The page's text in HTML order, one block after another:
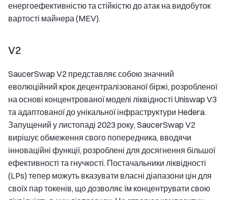
енергоефективністю та стійкістю до атак на видобуток
вартості майнера (MEV).
V2
SaucerSwap V2 представляє собою значний
еволюційний крок децентралізованої біржі, розробленої
на основі концентрованої моделі ліквідності Uniswap V3
та адаптованої до унікальної інфраструктури Hedera.
Запущений у листопаді 2023 року, SaucerSwap V2
вирішує обмеження свого попередника, вводячи
інноваційні функції, розроблені для досягнення більшої
ефективності та гнучкості. Постачальники ліквідності
(LPs) тепер можуть вказувати власні діапазони цін для
своїх пар токенів, що дозволяє їм концентрувати свою